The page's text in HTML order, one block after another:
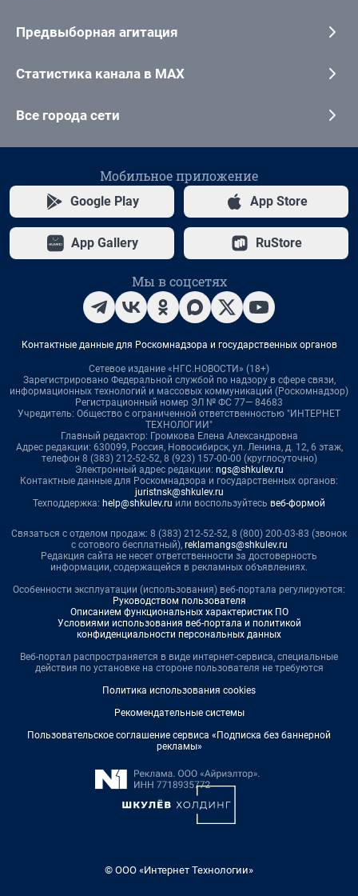
Предвыборная агитация
Статистика канала в MAX
Все города сети
Мобильное приложение
Google Play App Store
App Gallery RuStore
Мы в соцсетях
Контактные данные для Роскомнадзора и государственных органов
Сетевое издание «НГС.НОВОСТИ» (18+)
Зарегистрировано Федеральной службой по надзору в сфере связи,
информационных технологий и массовых коммуникаций (Роскомнадзор)
Регистрационный номер ЭЛ № ФС 77— 84683
Учредитель: Общество с ограниченной ответственностью "ИНТЕРНЕТ
ТЕХНОЛОГИИ"
Главный редактор: Громкова Елена Александровна
Адрес редакции: 630099, Россия, Новосибирск, ул. Ленина, д. 12, 6 этаж,
телефон 8 (383) 212-52-52, 8 (923) 157-00-00 (круглосуточно)
Электронный адрес редакции: ngs@shkulev.ru
Контактные данные для Роскомнадзора и государственных органов:
juristnsk@shkulev.ru
Техподдержка: help@shkulev.ru или воспользуйтесь веб-формой
Связаться с отделом продаж: 8 (383) 212-52-52, 8 (800) 200-03-83 (звонок
с сотового бесплатный), reklamangs@shkulev.ru
Редакция сайта не несет ответственности за достоверность
информации, содержащейся в рекламных объявлениях.
Особенности эксплуатации (использования) веб-портала регулируются:
Руководством пользователя
Описанием функциональных характеристик ПО
Условиями использования веб-портала и политикой
конфиденциальности персональных данных
Веб-портал распространяется в виде интернет-сервиса, специальные
действия по установке на стороне пользователя не требуются
Политика использования cookies
Рекомендательные системы
Пользовательское соглашение сервиса «Подписка без баннерной
рекламы»
© ООО «Интернет Технологии»